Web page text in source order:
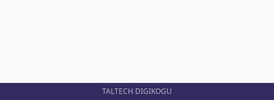
TALTECH DIGIKOGU